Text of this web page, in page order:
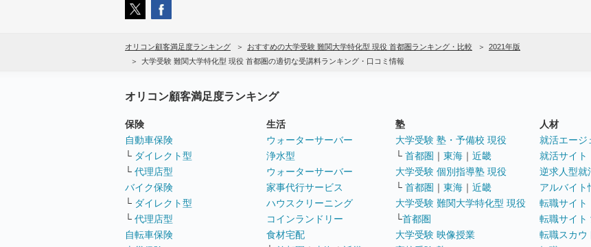
オリコン顧客満足度ランキング おすすめの大学受験 難関大学特化型 現役 首都圏ランキング・比較
2021年版
大学受験 難関大学特化型 現役 首都圏の適切な受講料ランキング・口コミ情報
オリコン顧客満足度ランキング
保険
自動車保険
└ ダイレクト型
└ 代理店型
バイク保険
└ ダイレクト型
└ 代理店型
自転車保険
生活
ウォーターサーバー
浄水型
ウォーターサーバー
家事代行サービス
ハウスクリーニング
コインランドリー
食材宅配
塾
大学受験 塾・予備校 現役
└ 首都圏 ｜ 東海 ｜ 近畿
大学受験 個別指導塾 現役
└ 首都圏 ｜ 東海 ｜ 近畿
大学受験 難関大学特化型 現役
└首都圏
大学受験 映像授業
人材
就活エージ
就活サイト
逆求人型就
アルバイト
転職サイト
転職サイト
転職スカウ